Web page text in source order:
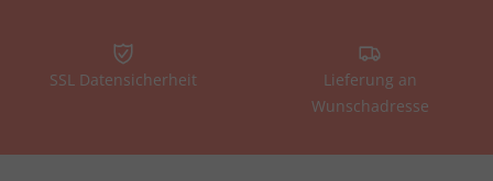
SSL Datensicherheit
Lieferung an
Wunschadresse